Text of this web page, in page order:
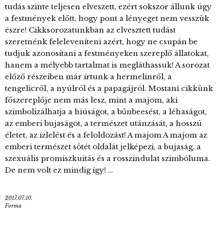
tudás szinte teljesen elveszett, ezért sokszor állunk úgy
a festmények előtt, hogy pont a lényeget nem vesszük
észre! Cikksorozatunkban az elvesztett tudást
szeretnénk feleleveníteni azért, hogy ne csupán be
tudjuk azonosítani a festményeken szereplő állatokat,
hanem a mélyebb tartalmat is megláthassuk! A sorozat
előző részeiben már írtunk a hermelinről, a
tengelicről, a nyúlról és a papagájról. Mostani cikkünk
főszereplője nem más lesz, mint a majom, aki
szimbolizálhatja a hiúságot, a bűnbeesést, a léhaságot,
az emberi bujaságot, a természet utánzását, a hosszú
életet, az ízlelést és a feloldozást! A majom A majom az
emberi természet sötét oldalát jelképezi, a bujaság, a
szexuális promiszkuitás és a rosszindulat szimbóluma.
De nem volt ez mindig így! …
2017.07.10.
Forma